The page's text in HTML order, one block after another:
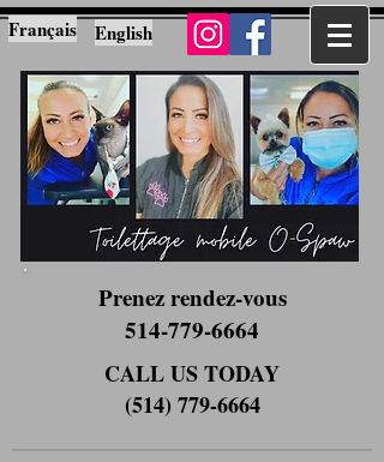
English
Français
Prenez rendez-vous
514-779-6664
CALL US TODAY
(514) 779-6664